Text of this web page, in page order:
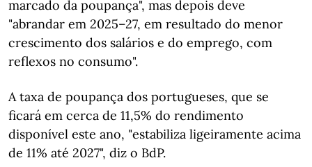
marcado da poupança", mas depois deve
"abrandar em 2025–27, em resultado do menor
crescimento dos salários e do emprego, com
reflexos no consumo".
A taxa de poupança dos portugueses, que se
ficará em cerca de 11,5% do rendimento
disponível este ano, "estabiliza ligeiramente acima
de 11% até 2027", diz o BdP.